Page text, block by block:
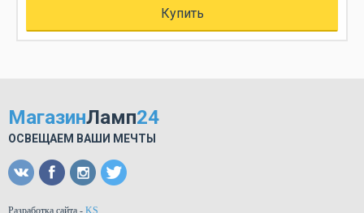
Купить
МагазинЛамп24
ОСВЕЩАЕМ ВАШИ МЕЧТЫ
Разработка сайта - KS